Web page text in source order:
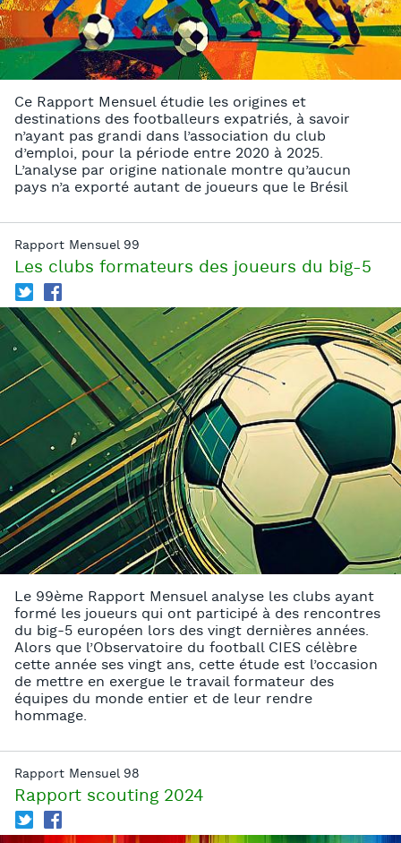
Ce Rapport Mensuel étudie les origines et
destinations des footballeurs expatriés, à savoir
n’ayant pas grandi dans l’association du club
d’emploi, pour la période entre 2020 à 2025.
L’analyse par origine nationale montre qu’aucun
pays n’a exporté autant de joueurs que le Brésil
Rapport Mensuel 99
Les clubs formateurs des joueurs du big-5
T f
Le 99ème Rapport Mensuel analyse les clubs ayant
formé les joueurs qui ont participé à des rencontres
du big-5 européen lors des vingt dernières années.
Alors que l’Observatoire du football CIES célèbre
cette année ses vingt ans, cette étude est l’occasion
de mettre en exergue le travail formateur des
équipes du monde entier et de leur rendre
hommage.
Rapport Mensuel 98
Rapport scouting 2024
T f